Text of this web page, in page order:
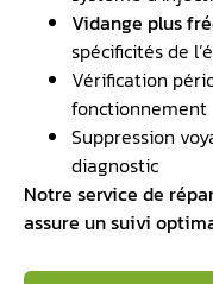
Vidange plus
spécificités de
Vérification
fonctionnement
Suppression
diagnostic
Notre service de
assure un suivi